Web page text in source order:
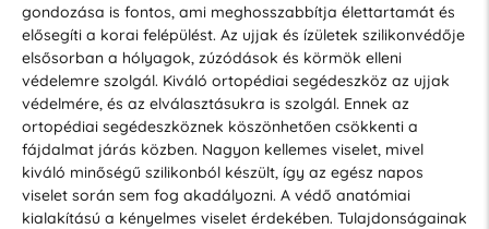
gondozása is fontos, ami meghosszabbítja élettartamát és
elősegíti a korai felépülést. Az ujjak és ízületek szilikonvédője
elsősorban a hólyagok, zúzódások és körmök elleni
védelemre szolgál. Kiváló ortopédiai segédeszköz az ujjak
védelmére, és az elválasztásukra is szolgál. Ennek az
ortopédiai segédeszköznek köszönhetően csökkenti a
fájdalmat járás közben. Nagyon kellemes viselet, mivel
kiváló minőségű szilikonból készült, így az egész napos
viselet során sem fog akadályozni. A védő anatómiai
kialakítású a kényelmes viselet érdekében. Tulajdonságainak